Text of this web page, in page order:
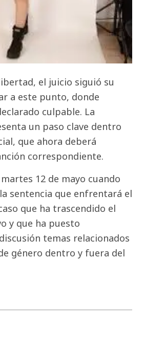
el juicio siguió su
a este punto, donde
culpable. La
un paso clave dentro
que ahora deberá
correspondiente.
12 de mayo cuando
sentencia que enfrentará el
que ha trascendido el
y que ha puesto
temas relacionados
género dentro y fuera del